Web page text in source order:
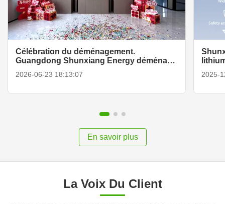
Célébration du déménagement.
Guangdong Shunxiang Energy déménage
dans la zone de haute technologie de
2026-06-23 18:13:07 2025-
En savoir plus
La Voix Du Client